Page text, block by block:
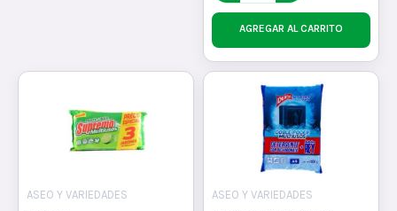
AGREGAR AL CARRITO
ASEO Y VARIEDADES
ASEO Y VARIEDADES